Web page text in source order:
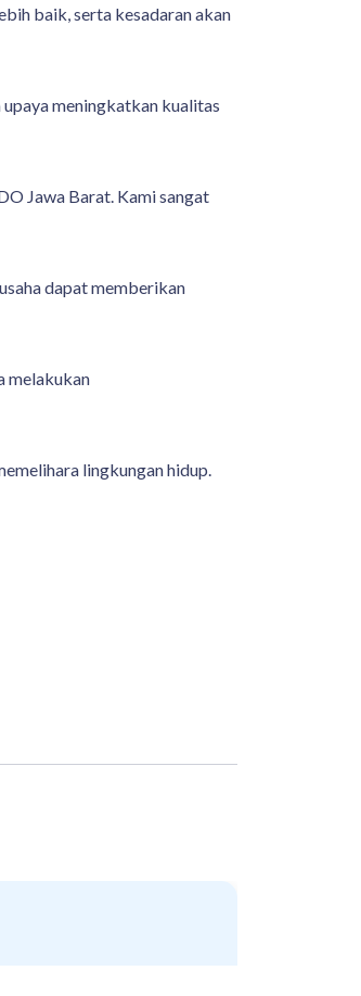
baik, serta kesadaran akan
meningkatkan kualitas
Jawa Barat. Kami sangat
dapat memberikan
melakukan
lingkungan hidup.